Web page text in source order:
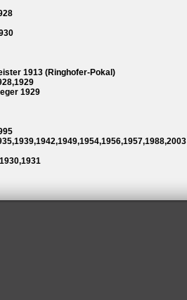
1913 (Ringhofer-Pokal)
1929